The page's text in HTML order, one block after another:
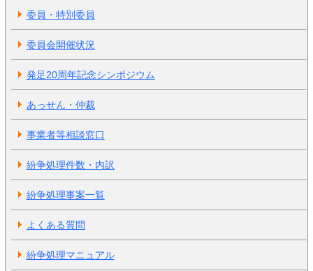
委員・特別委員
委員会開催状況
発足20周年記念シンポジウム
あっせん・仲裁
事業者等相談窓口
紛争処理件数・内訳
紛争処理事案一覧
よくある質問
紛争処理マニュアル